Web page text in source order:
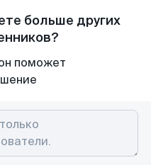
больше других
поможет